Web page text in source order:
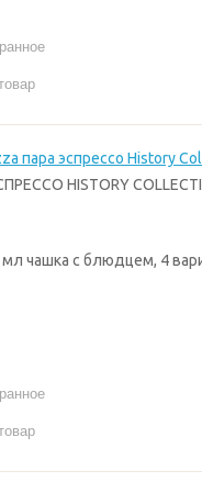
HISTORY
мл чашка с блюдцем, 4